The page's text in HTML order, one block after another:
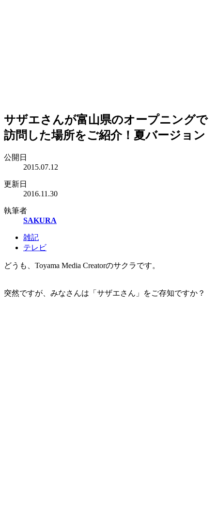
サザエさんが富山県のオープニングで
訪問した場所をご紹介！夏バージョン
公開日
2015.07.12
更新日
2016.11.30
執筆者
SAKURA
雑記
テレビ
どうも、Toyama Media Creatorのサクラです。
突然ですが、みなさんは「サザエさん」をご存知ですか？